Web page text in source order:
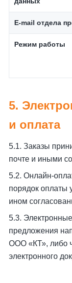
E-mail отдела
Режим работы
5.
и оплата
5.1. Заказы
почте и иными
5.2. Онлайн-
порядок оплаты
ином
5.3.
предложения
ООО «КТ», либо
электронного